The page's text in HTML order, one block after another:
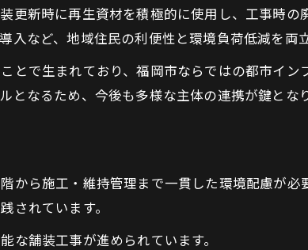
更新時に再生資材を積極的に使用し、工事時
など、地域住民の利便性と環境負荷低減を両
とで生まれており、福岡市ならではの都市イ
なるため、今後も多様な主体の連携が鍵となり
から施工・維持管理まで一貫した環境配慮が
されています。
な舗装工事が進められています。